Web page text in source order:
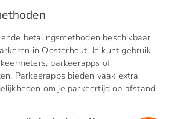
betalingsmethoden beschikbaar
in Oosterhout. Je kunt gebruik
parkeerapps of
Parkeerapps bieden vaak extra
om je parkeertijd op afstand